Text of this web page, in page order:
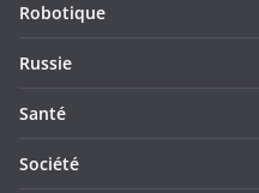
Robotique
Russie
Santé
Société